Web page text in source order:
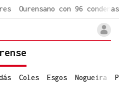
Ourensano con 96 condenas
Coles Esgos Nogueira